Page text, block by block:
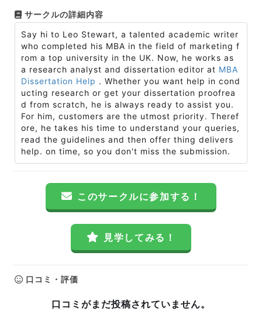
サークルの詳細内容
Say hi to Leo Stewart, a talented academic writer
who completed his MBA in the field of marketing f
rom a top university in the UK. Now, he works as
a research analyst and dissertation editor at MBA
Dissertation Help . Whether you want help in cond
ucting research or get your dissertation proofrea
d from scratch, he is always ready to assist you.
For him, customers are the utmost priority. Theref
ore, he takes his time to understand your queries,
read the guidelines and then offer thing delivers
help. on time, so you don't miss the submission.
このサークルに参加する！
見学してみる！
口コミ・評価
口コミがまだ投稿されていません。